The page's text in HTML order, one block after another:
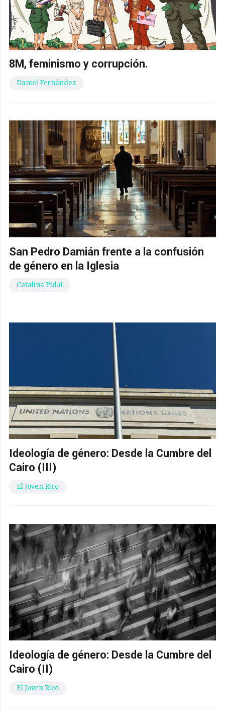
8M, feminismo y corrupción.
Daniel Fernández
San Pedro Damián frente a la confusión
de género en la Iglesia
Catalina Pidal
Ideología de género: Desde la Cumbre del
Cairo (III)
El Joven Rico
Ideología de género: Desde la Cumbre del
Cairo (II)
El Joven Rico